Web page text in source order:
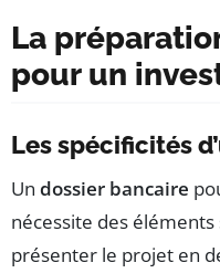
La
pour un
Les spécificités
Un dossier bancaire
nécessite des
présenter le projet en